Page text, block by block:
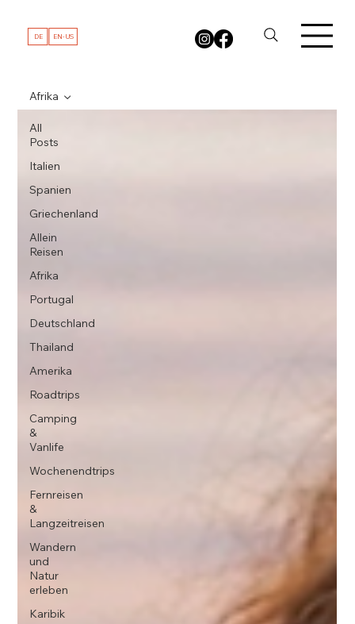
DE EN-US
All
Posts
Italien
Spanien
Griechenland
Allein
Reisen
Afrika
Portugal
Deutschland
Thailand
Amerika
Roadtrips
Camping
&
Vanlife
Wochenendtrips
Fernreisen
&
Langzeitreisen
Wandern
und
Natur
erleben
Karibik
Afrika